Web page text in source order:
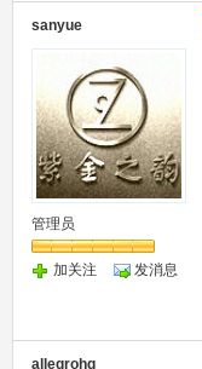
sanyue
管理员
加关注 发消息
allegrohq